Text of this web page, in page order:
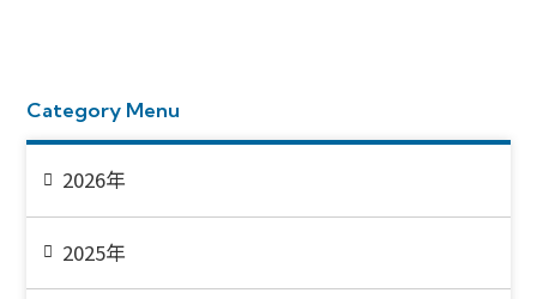
Category Menu
2026年
2025年